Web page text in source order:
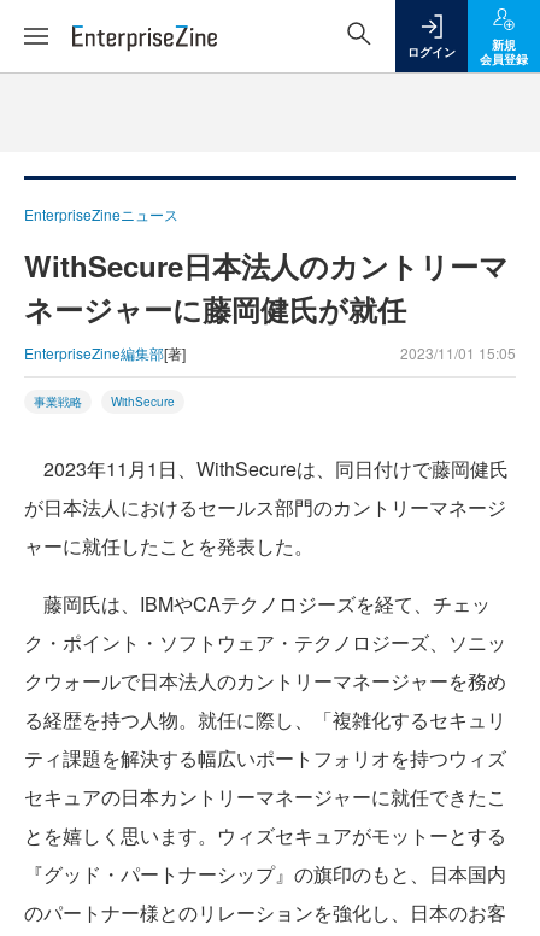
ログイン
新規
会員登録
EnterpriseZineニュース
WithSecure日本法人のカントリーマ
ネージャーに藤岡健氏が就任
EnterpriseZine編集部[著] 2023/11/01 15:05
事業戦略 WithSecure
2023年11月1日、WithSecureは、同日付けで藤岡健氏
が日本法人におけるセールス部門のカントリーマネージ
ャーに就任したことを発表した。
藤岡氏は、IBMやCAテクノロジーズを経て、チェッ
ク・ポイント・ソフトウェア・テクノロジーズ、ソニッ
クウォールで日本法人のカントリーマネージャーを務め
る経歴を持つ人物。就任に際し、「複雑化するセキュリ
ティ課題を解決する幅広いポートフォリオを持つウィズ
セキュアの日本カントリーマネージャーに就任できたこ
とを嬉しく思います。ウィズセキュアがモットーとする
『グッド・パートナーシップ』の旗印のもと、日本国内
のパートナー様とのリレーションを強化し、日本のお客